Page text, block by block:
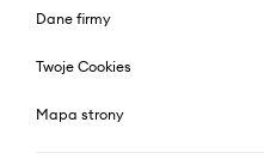
Dane firmy
Twoje Cookies
Mapa strony